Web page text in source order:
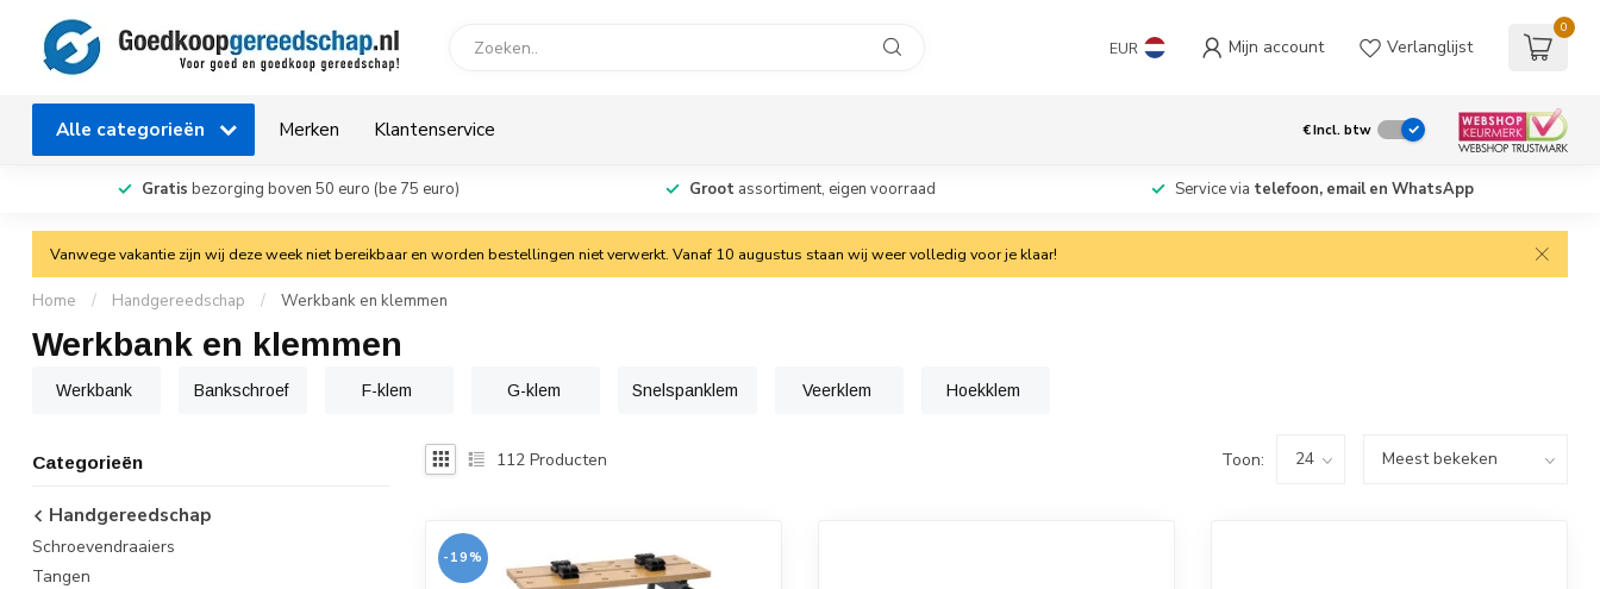
EUR Mijn account Verlanglijst
0
Alle categorieën Merken Klantenservice €Incl. btw
Gratis bezorging boven 50 euro (be 75 euro) Grootassortiment, eigen voorraad Service via telefoon, email en WhatsApp
Vanwege vakantie zijn wij deze week niet bereikbaar en worden bestellingen niet verwerkt. Vanaf 10 augustus staan wij weer volledig voor je klaar!
Home / Handgereedschap / Werkbank en klemmen
Werkbank en klemmen
Werkbank Bankschroef F-klem G-klem Snelspanklem Veerklem Hoekklem
Categorieën
Handgereedschap
Schroevendraaiers
Tangen
112 Producten Toon:
-19%